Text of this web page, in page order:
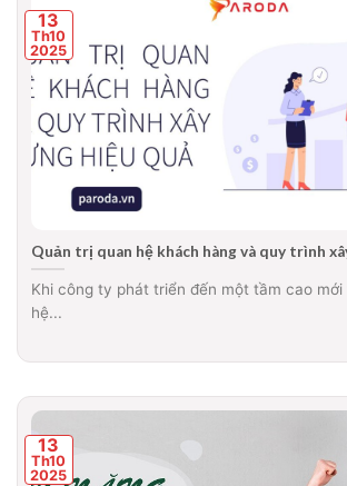
Quản trị quan hệ khách hàng và quy trình
Khi công ty phát triển đến một tầm cao
hệ...
13
Th10
2025
13
Th10
2025